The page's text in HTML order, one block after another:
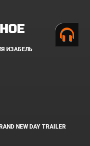
ИЗАБЕЛЬ
NEW DAY TRAILER